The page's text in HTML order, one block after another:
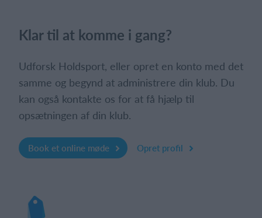
Klar til at komme i gang?
Udforsk Holdsport, eller opret en konto med det
samme og begynd at administrere din klub. Du
kan også kontakte os for at få hjælp til
opsætningen af din klub.
Book et online møde Opret profil